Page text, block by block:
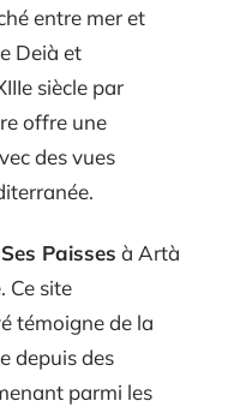
entre mer et
Deià et
siècle par
offre une
des vues
Ses Paisses à Artà
Ce site
témoigne de la
depuis des
parmi les